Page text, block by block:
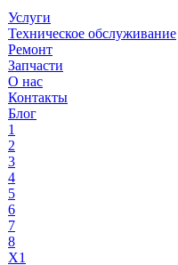
Услуги
Техническое обслуживание
Ремонт
Запчасти
О нас
Контакты
Блог
1
2
3
4
5
6
7
8
X1